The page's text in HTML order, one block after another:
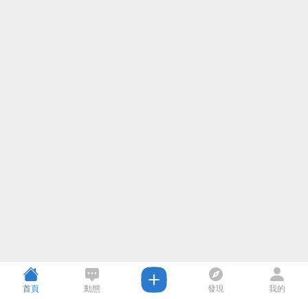
首頁 動態 發現 我的